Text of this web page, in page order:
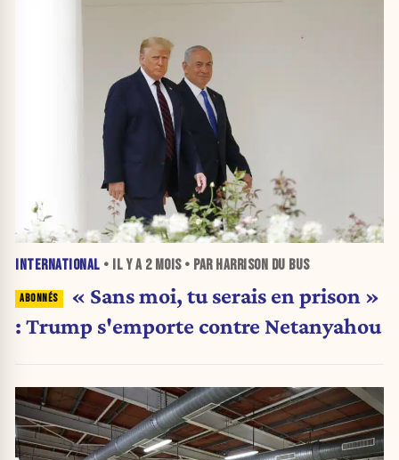
INTERNATIONAL • IL Y A 2 MOIS• PAR HARRISON DU BUS
« Sans moi, tu serais en prison »
: Trump s'emporte contre Netanyahou